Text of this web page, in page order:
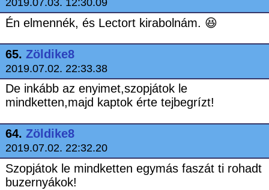
Én elmennék, és Lectort kirabolnám. 😆
65. Zöldike8
2019.07.02. 22:33.38
De inkább az enyimet,szopjátok le
mindketten,majd kaptok érte tejbegrízt!
64. Zöldike8
2019.07.02. 22:32.20
Szopjátok le mindketten egymás faszát ti rohadt
buzernyákok!